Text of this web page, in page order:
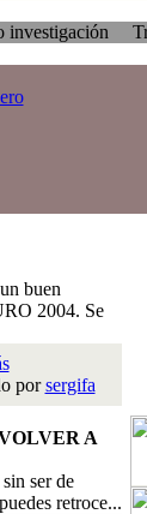
Traspaso:
buen
2004. Se
porsergifa
A
ser de
retroce...